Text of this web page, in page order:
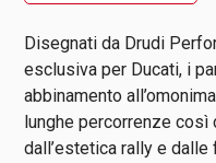
Disegnati da Drudi
esclusiva per Ducati, i
abbinamento
lunghe percorrenze
dall’estetica rally e